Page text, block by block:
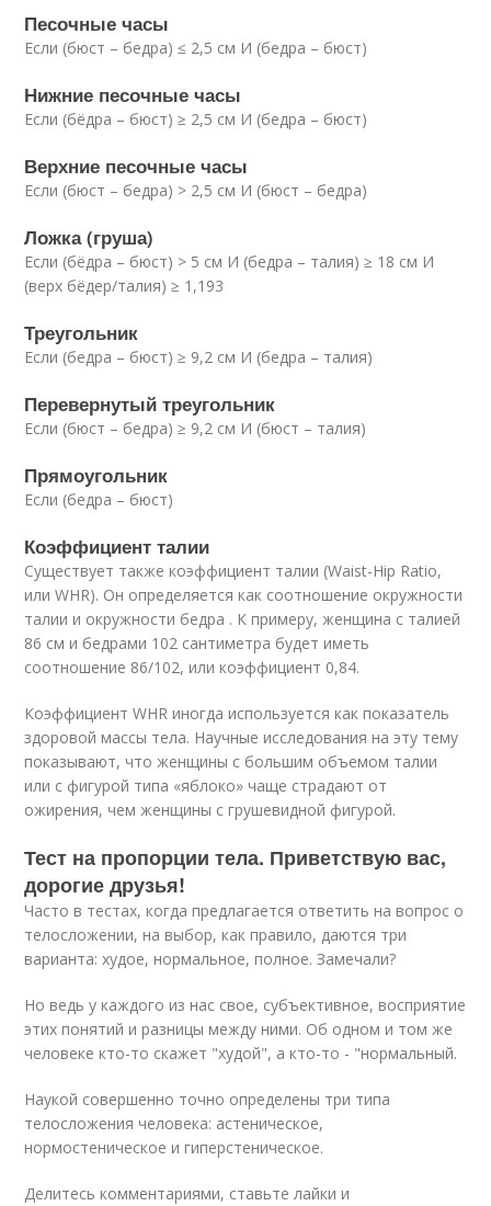
Песочные часы
Если (бюст – бедра) ≤ 2,5 см И (бедра – бюст)
Нижние песочные часы
Если (бёдра – бюст) ≥ 2,5 см И (бедра – бюст)
Верхние песочные часы
Если (бюст – бедра) > 2,5 см И (бюст – бедра)
Ложка (груша)
Если (бёдра – бюст) > 5 см И (бедра – талия) ≥ 18 см И
(верх бёдер/талия) ≥ 1,193
Треугольник
Если (бедра – бюст) ≥ 9,2 см И (бедра – талия)
Перевернутый треугольник
Если (бюст – бедра) ≥ 9,2 см И (бюст – талия)
Прямоугольник
Если (бедра – бюст)
Коэффициент талии
Существует также коэффициент талии (Waist-Hip Ratio,
или WHR). Он определяется как соотношение окружности
талии и окружности бедра . К примеру, женщина с талией
86 см и бедрами 102 сантиметра будет иметь
соотношение 86/102, или коэффициент 0,84.
Коэффициент WHR иногда используется как показатель
здоровой массы тела. Научные исследования на эту тему
показывают, что женщины с большим объемом талии
или с фигурой типа «яблоко» чаще страдают от
ожирения, чем женщины с грушевидной фигурой.
Тест на пропорции тела. Приветствую вас,
дорогие друзья!
Часто в тестах, когда предлагается ответить на вопрос о
телосложении, на выбор, как правило, даются три
варианта: худое, нормальное, полное. Замечали?
Но ведь у каждого из нас свое, субъективное, восприятие
этих понятий и разницы между ними. Об одном и том же
человеке кто-то скажет "худой", а кто-то - "нормальный.
Наукой совершенно точно определены три типа
телосложения человека: астеническое,
нормостеническое и гиперстеническое.
Делитесь комментариями, ставьте лайки и